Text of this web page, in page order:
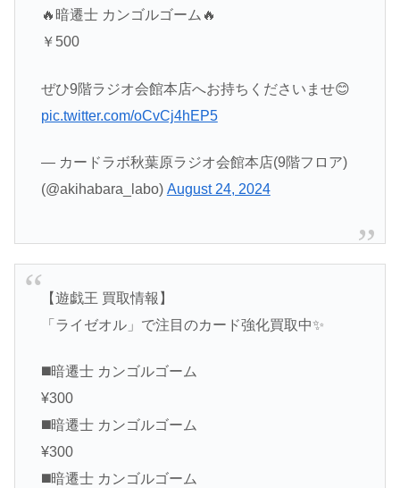
🔥暗遷士 カンゴルゴーム🔥
￥500
ぜひ9階ラジオ会館本店へお持ちくださいませ😊
pic.twitter.com/oCvCj4hEP5
— カードラボ秋葉原ラジオ会館本店(9階フロア)
(@akihabara_labo) August 24, 2024
【遊戯王 買取情報】
「ライゼオル」で注目のカード強化買取中✨
◼️暗遷士 カンゴルゴーム
¥300
◼️暗遷士 カンゴルゴーム
¥300
◼️暗遷士 カンゴルゴーム